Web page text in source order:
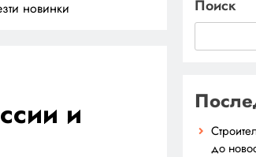
новинки
и
Поиск
до